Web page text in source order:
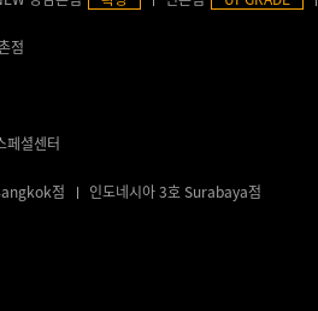
점
페셜센터
점 인도네시아 3호 Surabaya점